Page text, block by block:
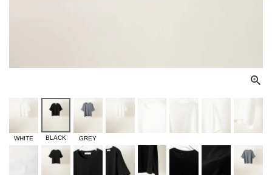
WHITE BLACK GREY